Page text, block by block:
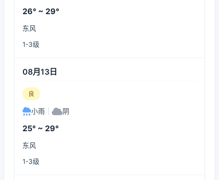
26° ~ 29°
东风
1-3级
08月13日
良
小雨 阴
25° ~ 29°
东风
1-3级